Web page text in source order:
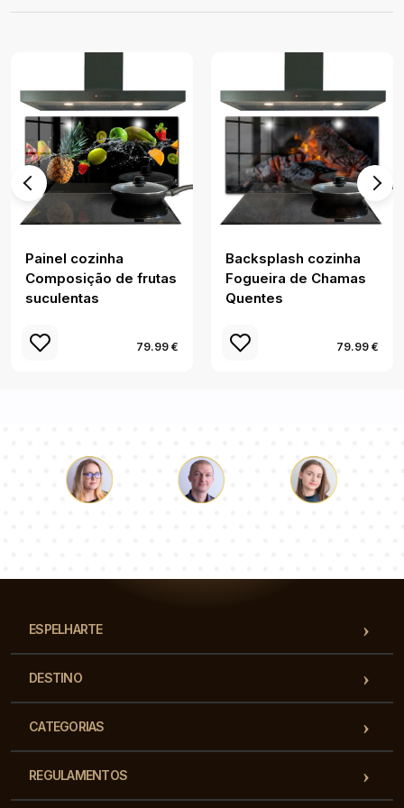
Painel cozinha
Composição de frutas
suculentas
79.99 €
Backsplash cozinha
Fogueira de Chamas
Quentes
79.99 €
ESPELHARTE
DESTINO
CATEGORIAS
REGULAMENTOS